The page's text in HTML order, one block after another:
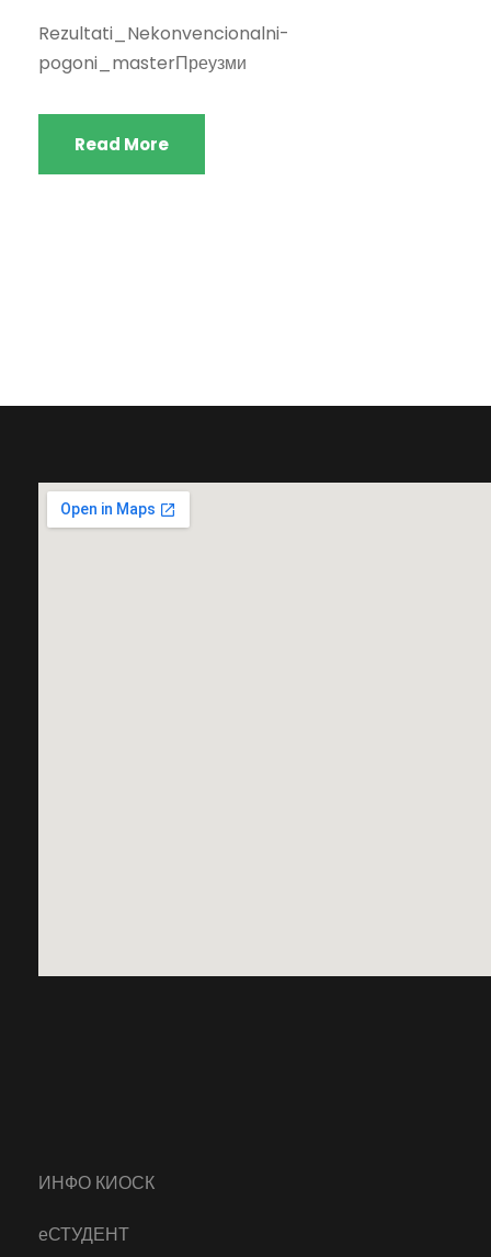
Rezultati_Nekonvencionalni-
pogoni_masterПреузми
Read More
ИНФО КИОСК
еСТУДЕНТ